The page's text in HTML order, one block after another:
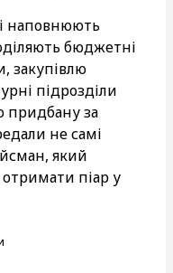
наповнюють
бюджетні
закупівлю
підрозділи
придбану за
не самі
який
піар у